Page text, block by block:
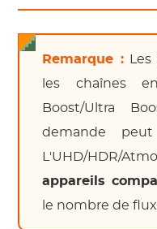
Remarque :Les
les chaînes
Boost/Ultra
demande
L'UHD/
appareils
le nombre de